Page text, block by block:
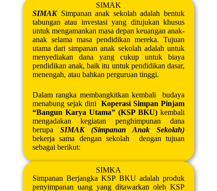
SIMAK
SIMAKSimpanan anak sekolah adalah bentuk
tabungan atau investasi yang ditujukan khusus
untuk mengamankan masa depan keuangan anak-
anak selama masa pendidikan mereka. Tujuan
utama dari simpanan anak sekolah adalah untuk
menyediakan dana yang cukup untuk biaya
pendidikan anak, baik itu untuk pendidikan dasar,
menengah, atau bahkan perguruan tinggi.
Dalam rangka membangkitkan kembali budaya
menabung sejak diniKoperasi Simpan Pinjam
“Bangun Karya Utama” (KSP BKU)kembali
mengadakan kegiatan penghimpunan dana
berupa SIMAK (Simpanan Anak Sekolah)
bekerja sama dengan sekolah dengan tujuan
sebagai berikut:
SIMKA
Simpanan Berjangka KSP BKU adalah produk
penyimpanan uang yang ditawarkan oleh KSP